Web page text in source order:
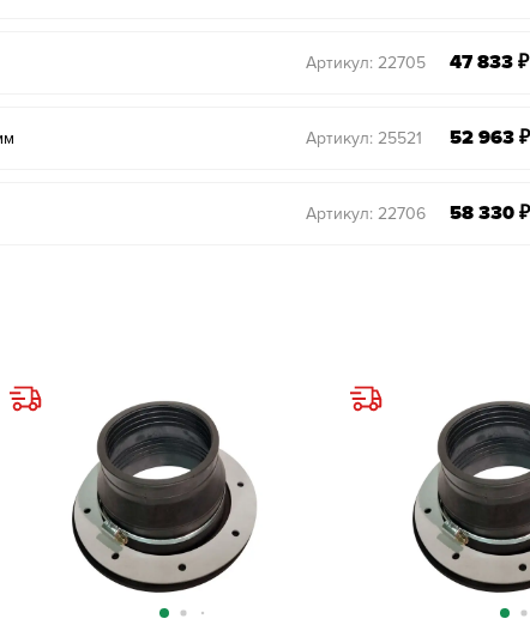
Артикул: 22705 47 833 ₽
Артикул: 25521 52 963 ₽
Артикул: 22706 58 330 ₽